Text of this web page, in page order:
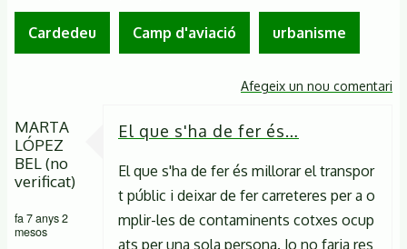
Cardedeu Camp d'aviació urbanisme
Afegeix un nou comentari
MARTA
LÓPEZ
BEL (no
verificat)
fa 7 anys 2
mesos
El que s'ha de fer és…
El que s'ha de fer és millorar el transpor
t públic i deixar de fer carreteres per a o
mplir-les de contaminents cotxes ocup
ats per una sola persona. Jo no faria res